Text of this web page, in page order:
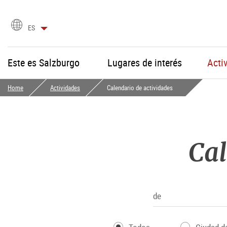
selección
idioma
ES
Este es Salzburgo Lugares de interés
Home Actividades Calendario de actividades
de